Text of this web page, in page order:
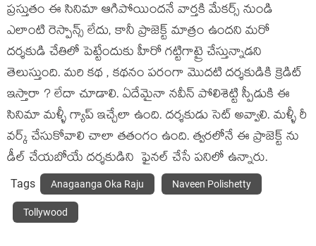
ప్రస్తుతం ఈ సినిమా ఆగిపోయిందనే వార్తకి మేకర్స్ నుండి
ఎలాంటి రెస్పాన్స్ లేదు, కానీ ప్రాజెక్ట్ మాత్రం ఉందని మరో
దర్శకుడి చేతిలో పెట్టేందుకు హీరో గట్టిగాట్రై చేస్తున్నాడని
తెలుస్తుంది. మరి కథ , కథనం పరంగా మొదటి దర్శకుడికి క్రెడిట్
ఇస్తారా ? లేదా చూడాలి. ఏదేమైనా నవీన్ పోలిశెట్టి స్పీడుకి ఈ
సినిమా మళ్ళీ గ్యాప్ ఇచ్చేలా ఉంది. దర్శకుడు సెట్ అవ్వాలి. మళ్ళీ రీ
వర్క్ చేసుకోవాలి చాలా తతంగం ఉంది. త్వరలోనే ఈ ప్రాజెక్ట్ ను
డీల్ చేయబోయే దర్శకుడిని ఫైనల్ చేసే పనిలో ఉన్నారు.
Tags Anagaanga Oka Raju Naveen Polishetty
Tollywood